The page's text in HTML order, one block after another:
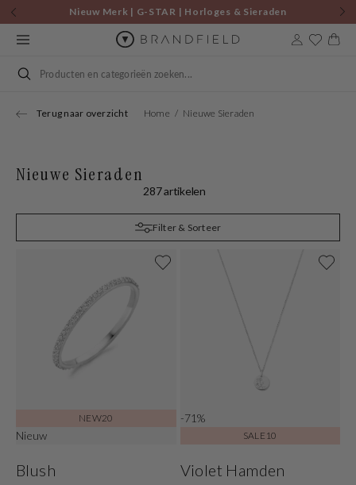
Skip to
content
Nieuw Merk | G-STAR | Horloges & Sieraden
Cart
Search
Terug naar overzicht Home Nieuwe Sieraden
Nieuwe Sieraden
287 artikelen
Filter & Sorteer
NEW20
Nieuw
Blush
-71%
SALE10
Violet Hamden